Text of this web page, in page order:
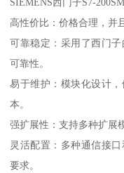
SIEMENS西门子S7-
高性价比：价格合理，并
可靠稳定：采用了西门
可靠性。
易于维护：模块化设计
本。
强扩展性：支持多种扩展
灵活配置：多种通信接
要求。